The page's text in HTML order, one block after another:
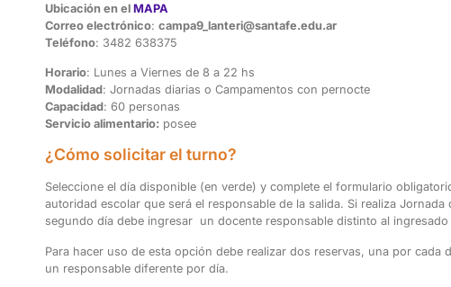
Ubicación en el MAPA
Correo electrónico: campa9_lanteri@santafe.edu.ar
Teléfono: 3482 638375
Horario: Lunes a Viernes de 8 a 22 hs
Modalidad: Jornadas diarias o Campamentos con pernocte
Capacidad: 60 personas
Servicio alimentario: posee
¿Cómo solicitar el turno?
Seleccione el día disponible (en verde) y complete el formulario
autoridad escolar que será el responsable de la salida. Si realiza
segundo día debe ingresar un docente responsable distinto al ingresado
Para hacer uso de esta opción debe realizar dos reservas, una por cada
un responsable diferente por día.